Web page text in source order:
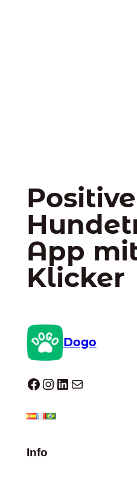
Positive
App
Klicker
Dogo
Dogo facebook InstagramLinkedIn E-Mail
Info